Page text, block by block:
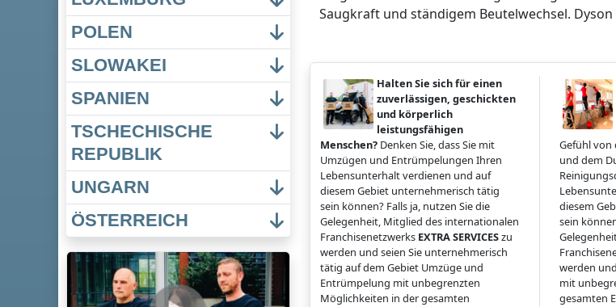
Saugkraft und ständigem Beutelwechsel. Dyson
Halten Sie sich für einen
zuverlässigen, geschickten
und körperlich
leistungsfähigen
Menschen? Denken Sie, dass Sie mit
Umzügen und Entrümpelungen Ihren
Lebensunterhalt verdienen und auf
diesem Gebiet unternehmerisch tätig
sein können? Falls ja, nutzen Sie die
Gelegenheit, Mitglied des internationalen
Franchisenetzwerks EXTRA SERVICESzu
werden und seien Sie unternehmerisch
tätig auf dem Gebiet Umzüge und
Entrümpelung mit unbegrenzten
Möglichkeiten in der gesamten
Gefühl von
und dem
diesem
sein
werden
mit
gesamten
POLEN
SLOWAKEI
SPANIEN
TSCHECHISCHE
REPUBLIK
UNGARN
ÖSTERREICH